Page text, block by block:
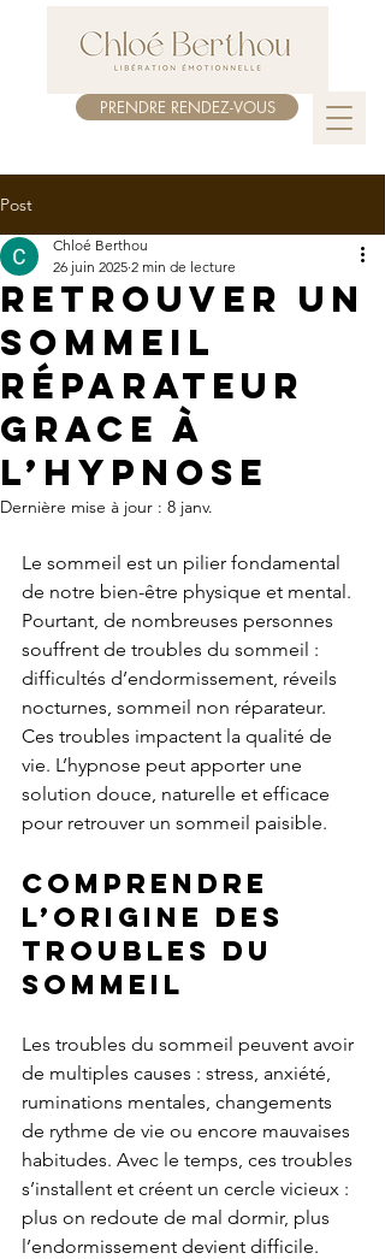
PRENDRE RENDEZ-VOUS
Post
Retrouver un
sommeil
réparateur
grace à
l’hypnoSE
Chloé Berthou
26 juin 2025 2 min de lecture
Dernière mise à jour : 8 janv.
Le sommeil est un pilier fondamental
de notre bien-être physique et mental.
Pourtant, de nombreuses personnes
souffrent de troubles du sommeil :
difficultés d’endormissement, réveils
nocturnes, sommeil non réparateur.
Ces troubles impactent la qualité de
vie. L’hypnose peut apporter une
solution douce, naturelle et efficace
pour retrouver un sommeil paisible.
Comprendre
l’origine des
troubles du
sommeil
Les troubles du sommeil peuvent avoir
de multiples causes : stress, anxiété,
ruminations mentales, changements
de rythme de vie ou encore mauvaises
habitudes. Avec le temps, ces troubles
s’installent et créent un cercle vicieux :
plus on redoute de mal dormir, plus
l’endormissement devient difficile.